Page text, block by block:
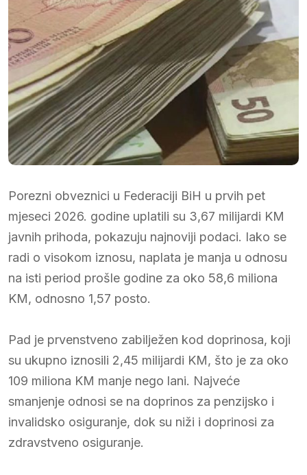
Porezni obveznici u Federaciji BiH u prvih pet
mjeseci 2026. godine uplatili su 3,67 milijardi KM
javnih prihoda, pokazuju najnoviji podaci. Iako se
radi o visokom iznosu, naplata je manja u odnosu
na isti period prošle godine za oko 58,6 miliona
KM, odnosno 1,57 posto.
Pad je prvenstveno zabilježen kod doprinosa, koji
su ukupno iznosili 2,45 milijardi KM, što je za oko
109 miliona KM manje nego lani. Najveće
smanjenje odnosi se na doprinos za penzijsko i
invalidsko osiguranje, dok su niži i doprinosi za
zdravstveno osiguranje.